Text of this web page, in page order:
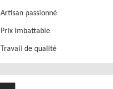
Artisan passionné
Prix imbattable
Travail de qualité